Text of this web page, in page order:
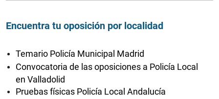
Encuentra tu oposición por localidad
Temario Policía Municipal Madrid
Convocatoria de las oposiciones a Policía Local
en Valladolid
Pruebas físicas Policía Local Andalucía